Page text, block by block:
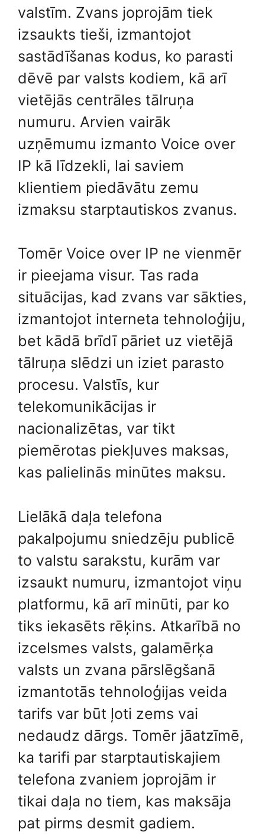
valstīm. Zvans joprojām tiek
izsaukts tieši, izmantojot
sastādīšanas kodus, ko parasti
dēvē par valsts kodiem, kā arī
vietējās centrāles tālruņa
numuru. Arvien vairāk
uzņēmumu izmanto Voice over
IP kā līdzekli, lai saviem
klientiem piedāvātu zemu
izmaksu starptautiskos zvanus.
Tomēr Voice over IP ne vienmēr
ir pieejama visur. Tas rada
situācijas, kad zvans var sākties,
izmantojot interneta tehnoloģiju,
bet kādā brīdī pāriet uz vietējā
tālruņa slēdzi un iziet parasto
procesu. Valstīs, kur
telekomunikācijas ir
nacionalizētas, var tikt
piemērotas piekļuves maksas,
kas palielinās minūtes maksu.
Lielākā daļa telefona
pakalpojumu sniedzēju publicē
to valstu sarakstu, kurām var
izsaukt numuru, izmantojot viņu
platformu, kā arī minūti, par ko
tiks iekasēts rēķins. Atkarībā no
izcelsmes valsts, galamērķa
valsts un zvana pārslēgšanā
izmantotās tehnoloģijas veida
tarifs var būt ļoti zems vai
nedaudz dārgs. Tomēr jāatzīmē,
ka tarifi par starptautiskajiem
telefona zvaniem joprojām ir
tikai daļa no tiem, kas maksāja
pat pirms desmit gadiem.